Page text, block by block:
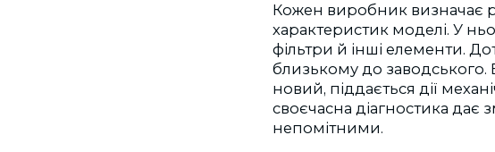
Кожен виробник визначає
характеристик моделі. У
фільтри й інші елементи.
близькому до заводського.
новий, піддається дії
своєчасна діагностика дає
непомітними.